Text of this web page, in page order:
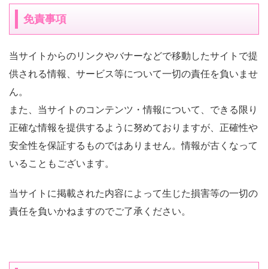
免責事項
当サイトからのリンクやバナーなどで移動したサイトで提
供される情報、サービス等について一切の責任を負いませ
ん。
また、当サイトのコンテンツ・情報について、できる限り
正確な情報を提供するように努めておりますが、正確性や
安全性を保証するものではありません。情報が古くなって
いることもございます。
当サイトに掲載された内容によって生じた損害等の一切の
責任を負いかねますのでご了承ください。